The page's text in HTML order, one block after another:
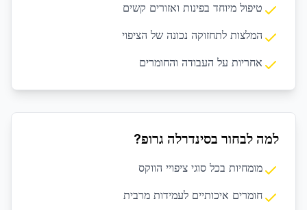
טיפול מיוחד בפינות ואזורים קשים
המלצות לתחזוקה נכונה של הציפוי
אחריות על העבודה והחומרים
למה לבחור בסינדרלה גרופ?
מומחיות בכל סוגי ציפויי הווקס
חומרים איכותיים לעמידות מרבית